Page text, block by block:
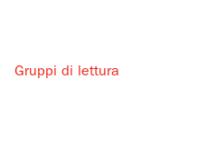
Gruppi di lettura